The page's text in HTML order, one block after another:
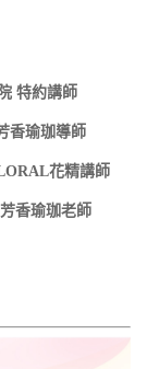
特約講師
香瑜珈導師
花精講師
香瑜珈老師